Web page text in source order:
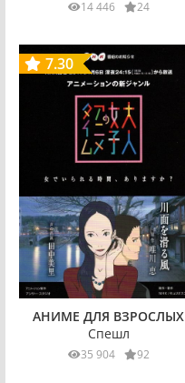
14 446 24
7.30
АНИМЕ ДЛЯ ВЗРОСЛЫХ
Спешл
35 904 92